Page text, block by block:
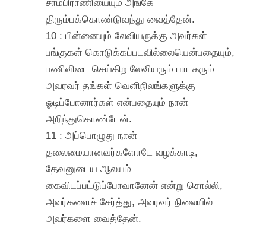
திரும்பக்கொண்டுவந்து வைத்தேன்.
10 : பின்னையும் லேவியருக்கு அவர்கள்
பங்குகள் கொடுக்கப்படவில்லையென்பதையும்,
பணிவிடை செய்கிற லேவியரும் பாடகரும்
அவரவர் தங்கள் வெளிநிலங்களுக்கு
ஓடிப்போனார்கள் என்பதையும் நான்
அறிந்துகொண்டேன்.
11 : அப்பொழுது நான்
தலைமையானவர்களோடே வழக்காடி,
தேவனுடைய ஆலயம்
கைவிடப்பட்டுப்போவானேன் என்று சொல்லி,
அவர்களைச் சேர்த்து, அவரவர் நிலையில்
அவர்களை வைத்தேன்.